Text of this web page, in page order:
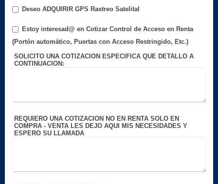
Deseo ADQUIRIR GPS Rastreo Satelital
Estoy interesad@ en Cotizar Control de Acceso en Renta
(Portón automático, Puertas con Acceso Restringido, Etc.)
SOLICITO UNA COTIZACION ESPECIFICA QUE DETALLO A
CONTINUACION:
REQUIERO UNA COTIZACION NO EN RENTA SOLO EN
COMPRA - VENTA LES DEJO AQUI MIS NECESIDADES Y
ESPERO SU LLAMADA